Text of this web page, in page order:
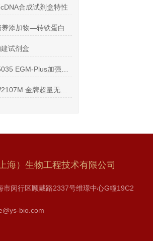
合成试剂盒特性
养添加物—转铁蛋白
试剂盒
海）生物工程技术有限公司
市闵行区顾戴路2337号维璟中心G幢19C2
bio.com